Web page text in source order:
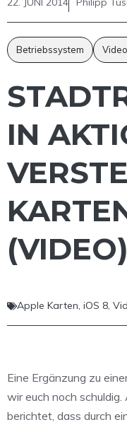
Betriebssystem
IN
(VIDEO)
Apple Karten, iOS 8,
Eine Ergänzung zu
wir euch noch schuldig.
berichtet, dass durch